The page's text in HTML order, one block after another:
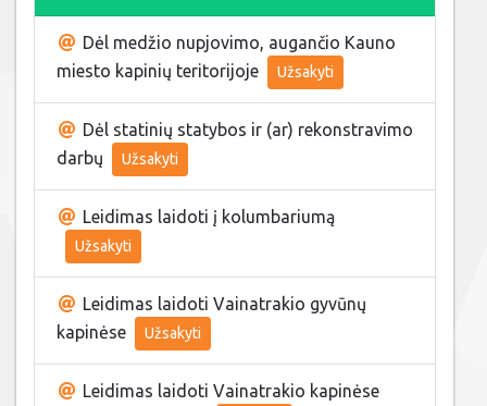
Dėl medžio nupjovimo, augančio Kauno
miesto kapinių teritorijoje
Užsakyti
Dėl statinių statybos ir (ar) rekonstravimo
darbų
Užsakyti
Leidimas laidoti į kolumbariumą
Užsakyti
Leidimas laidoti Vainatrakio gyvūnų
kapinėse
Užsakyti
Leidimas laidoti Vainatrakio kapinėse